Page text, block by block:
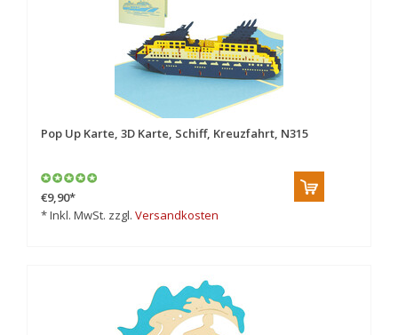
Pop Up Karte, 3D Karte, Schiff, Kreuzfahrt, N315
€9,90*
* Inkl. MwSt. zzgl. Versandkosten